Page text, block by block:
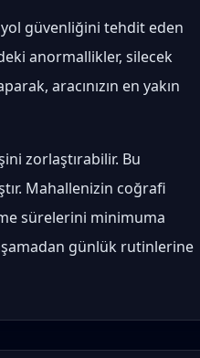
yol güvenliğini tehdit eden
anormallikler, silecek
aracınızın en yakın
zorlaştırabilir. Bu
Mahallenizin coğrafi
sürelerini minimuma
günlük rutinlerine